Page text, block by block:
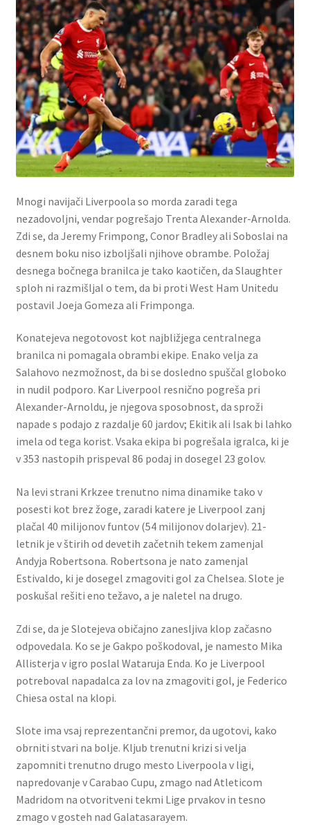
Mnogi navijači Liverpoola so morda zaradi tega
nezadovoljni, vendar pogrešajo Trenta Alexander-Arnolda.
Zdi se, da Jeremy Frimpong, Conor Bradley ali Soboslai na
desnem boku niso izboljšali njihove obrambe. Položaj
desnega bočnega branilca je tako kaotičen, da Slaughter
sploh ni razmišljal o tem, da bi proti West Ham Unitedu
postavil Joeja Gomeza ali Frimponga.
Konatejeva negotovost kot najbližjega centralnega
branilca ni pomagala obrambi ekipe. Enako velja za
Salahovo nezmožnost, da bi se dosledno spuščal globoko
in nudil podporo. Kar Liverpool resnično pogreša pri
Alexander-Arnoldu, je njegova sposobnost, da sproži
napade s podajo z razdalje 60 jardov; Ekitik ali Isak bi lahko
imela od tega korist. Vsaka ekipa bi pogrešala igralca, ki je
v 353 nastopih prispeval 86 podaj in dosegel 23 golov.
Na levi strani Krkzee trenutno nima dinamike tako v
posesti kot brez žoge, zaradi katere je Liverpool zanj
plačal 40 milijonov funtov (54 milijonov dolarjev). 21-
letnik je v štirih od devetih začetnih tekem zamenjal
Andyja Robertsona. Robertsona je nato zamenjal
Estivaldo, ki je dosegel zmagoviti gol za Chelsea. Slote je
poskušal rešiti eno težavo, a je naletel na drugo.
Zdi se, da je Slotejeva običajno zanesljiva klop začasno
odpovedala. Ko se je Gakpo poškodoval, je namesto Mika
Allisterja v igro poslal Wataruja Enda. Ko je Liverpool
potreboval napadalca za lov na zmagoviti gol, je Federico
Chiesa ostal na klopi.
Slote ima vsaj reprezentančni premor, da ugotovi, kako
obrniti stvari na bolje. Kljub trenutni krizi si velja
zapomniti trenutno drugo mesto Liverpoola v ligi,
napredovanje v Carabao Cupu, zmago nad Atleticom
Madridom na otvoritveni tekmi Lige prvakov in tesno
zmago v gosteh nad Galatasarayem.